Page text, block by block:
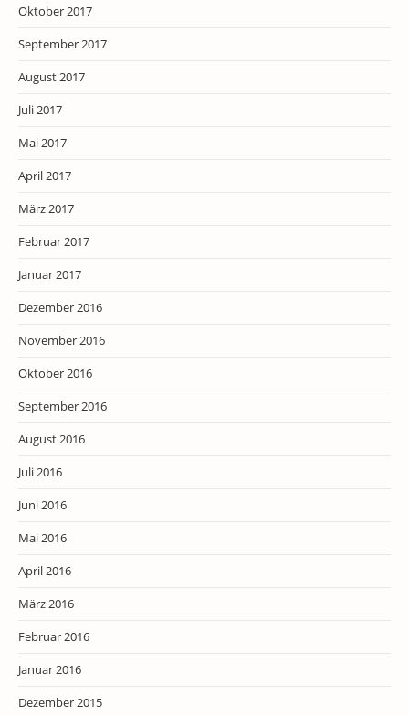
Oktober 2017
September 2017
August 2017
Juli 2017
Mai 2017
April 2017
März 2017
Februar 2017
Januar 2017
Dezember 2016
November 2016
Oktober 2016
September 2016
August 2016
Juli 2016
Juni 2016
Mai 2016
April 2016
März 2016
Februar 2016
Januar 2016
Dezember 2015